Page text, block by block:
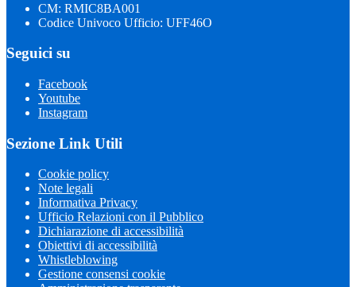
CM: RMIC8BA001
Codice Univoco Ufficio: UFF46O
Seguici su
Facebook
Youtube
Instagram
Sezione Link Utili
Cookie policy
Note legali
Informativa Privacy
Ufficio Relazioni con il Pubblico
Dichiarazione di accessibilità
Obiettivi di accessibilità
Whistleblowing
Gestione consensi cookie